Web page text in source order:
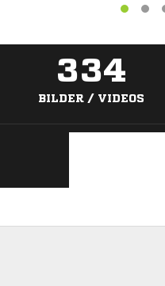
334
BILDER / VIDEOS